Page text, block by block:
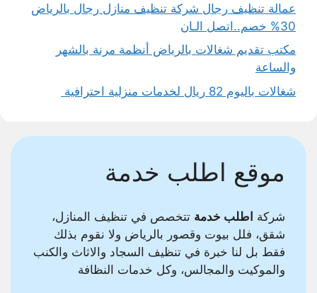
عمالة تنظيف رجال شركة تنظيف منازل رجال بالرياض
30% خصم..اتصل الـان
مكتب تقديم شغالات بالرياض أنظمة مرنة بالشهر
والساعة
شغالات باليوم 82 ريال لخدمات منزلية احترافية
موقع اطلب خدمة
شركة اطلب خدمة تتخصص في تنظيف المنازل،
شقق، فلل بيوت وقصور بالرياض ولا نقوم بذلك
فقط بل لنا خبرة في تنظيف السجاد والاثاث والكنب
والموكيت والمجالس، وكل خدمات النظافة